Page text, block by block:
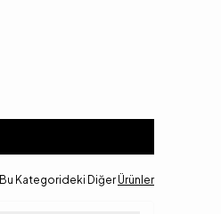
Bu Kategorideki Diğer Ürünler